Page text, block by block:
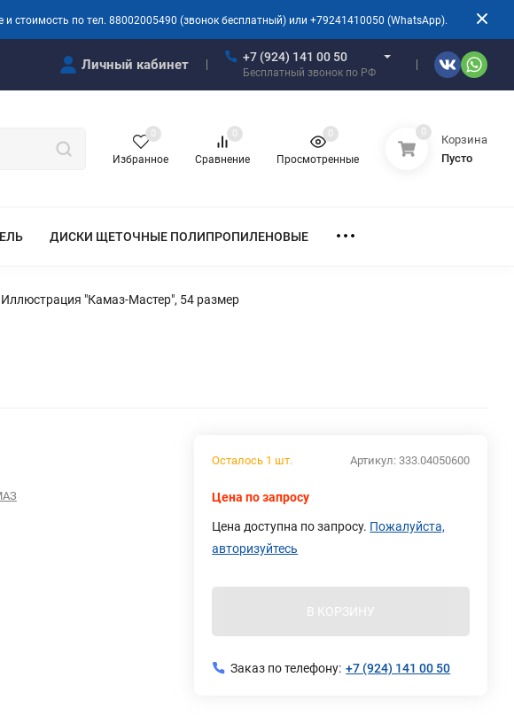
стоимость по тел. 88002005490 (звонок бесплатный) или +79241410050 (WhatsApp).
Личный кабинет +7 (924) 141 00 50
Бесплатный звонок по РФ
Избранное
0
Сравнение
0
Просмотренные
0 0
Корзина
Пусто
ДИСКИ ЩЕТОЧНЫЕ ПОЛИПРОПИЛЕНОВЫЕ
"Камаз-Мастер", 54 размер
Артикул: 333.04050600
Осталось 1 шт.
Цена по запросу
Цена доступна по запросу. Пожалуйста,
авторизуйтесь
В КОРЗИНУ
Заказ по телефону: +7 (924) 141 00 50